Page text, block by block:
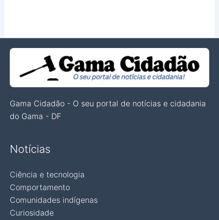
Gama Cidadão - O seu portal de notícias e cidadania
do Gama - DF
Notícias
Ciência e tecnologia
Comportamento
Comunidades indígenas
Curiosidade